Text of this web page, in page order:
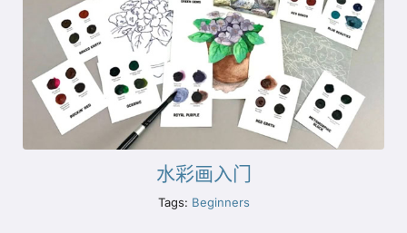
水彩画入门
Tags: Beginners